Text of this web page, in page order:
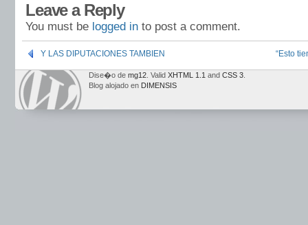
Leave a Reply
You must be logged in to post a comment.
Y LAS DIPUTACIONES TAMBIEN “Esto
Dise�o de mg12 . Valid XHTML 1.1 and CSS 3
Blog alojado en DIMENSIS